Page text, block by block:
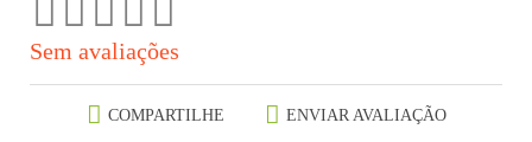
Sem avaliações
COMPARTILHE ENVIAR AVALIAÇÃO